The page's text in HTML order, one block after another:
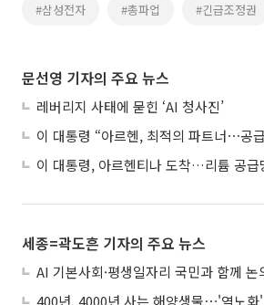
#삼성전자 #총파업 #긴급조정권
문선영 기자의 주요 뉴스
레버리지 사태에 묻힌 ‘AI 청사진’
세종=곽도흔 기자의 주요 뉴스